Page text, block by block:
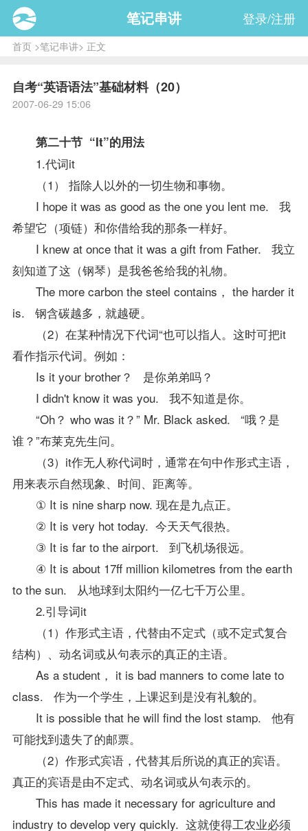
笔记串讲 登录/注册
首页>笔记串讲> 正文
自考“英语语法”基础材料（20）
2007-06-29 15:06
第二十节 “It”的用法
1.代词it
（1） 指除人以外的一切生物和事物。
I hope it was as good as the one you lent me. 我
希望它（项链）和你借给我的那条一样好。
I knew at once that it was a gift from Father. 我立
刻知道了这（钢琴）是我爸爸给我的礼物。
The more carbon the steel contains， the harder it
is. 钢含碳越多，就越硬。
（2）在某种情况下代词“也可以指人。这时可把it
看作指示代词。例如：
Is it your brother？ 是你弟弟吗？
I didn't know it was you. 我不知道是你。
“Oh？ who was it？” Mr. Black asked. “哦？是
谁？”布莱克先生问。
（3）it作无人称代词时，通常在句中作形式主语，
用来表示自然现象、时间、距离等。
① It is nine sharp now. 现在是九点正。
② It is very hot today. 今天天气很热。
③ It is far to the airport. 到飞机场很远。
④ It is about 17ff million kilometres from the earth
to the sun. 从地球到太阳约一亿七千万公里。
2.引导词it
（1）作形式主语，代替由不定式（或不定式复合
结构）、动名词或从句表示的真正的主语。
As a student， it is bad manners to come late to
class. 作为一个学生，上课迟到是没有礼貌的。
It is possible that he will find the lost stamp. 他有
可能找到遗失了的邮票。
（2）作形式宾语，代替其后所说的真正的宾语。
真正的宾语是由不定式、动名词或从句表示的。
This has made it necessary for agriculture and
industry to develop very quickly. 这就使得工农业必须